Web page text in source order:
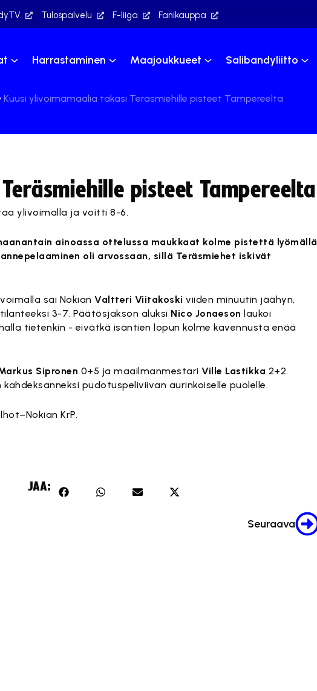
Tulospalvelu F-liiga Fanikauppa
Harrastaminen Maajoukkueet Salibandyliitto
Kuusi ylivoimamaalia takasi Teräsmiehille pisteet Tampereelta
pisteet Tampereelta
ylivoimalla ja voitti 8-6.
ainoassa ottelussa maukkaat kolme pistettä lyömällä
oli arvossaan, sillä Teräsmiehet iskivät
sai NokianValtteri Viitakoski viiden minuutin jäähyn,
3-7. Päätösjakson aluksi Nico Jonaeson laukoi
tietenkin - eivätkä isäntien lopun kolme kavennusta enää
Sipronen 0+5 ja maailmanmestariVille Lastikka 2+2.
pudotuspeliviivan aurinkoiselle puolelle.
KrP.
JAA:
Seuraava